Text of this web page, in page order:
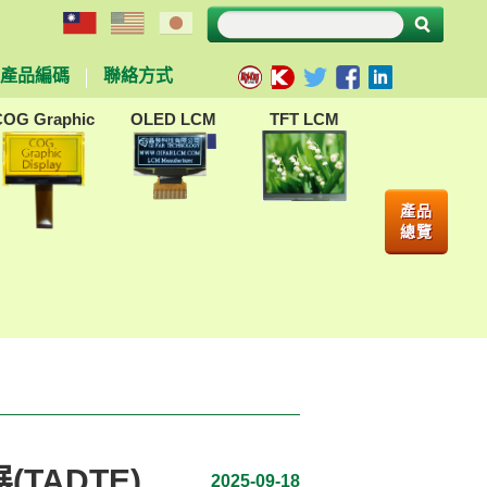
產品編碼 聯絡方式
Graphic OLED LCM TFT LCM
產品
總覽
2025-09-18